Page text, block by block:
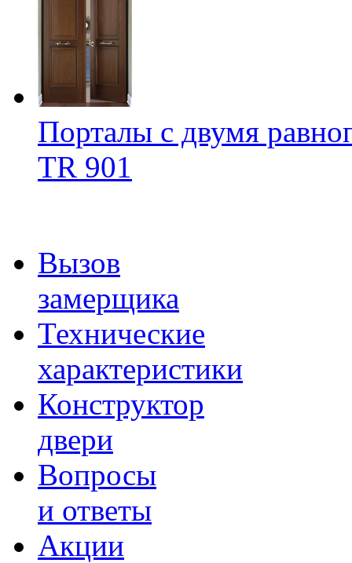
Порталы с двумя
TR 901
Вызов
замерщика
Технические
характеристики
Конструктор
двери
Вопросы
и ответы
Акции